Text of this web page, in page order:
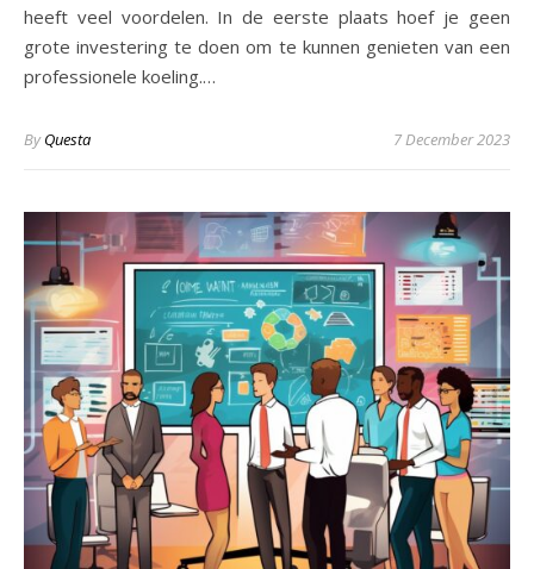
heeft veel voordelen. In de eerste plaats hoef je geen
grote investering te doen om te kunnen genieten van een
professionele koeling.…
ByQuesta 7 December 2023